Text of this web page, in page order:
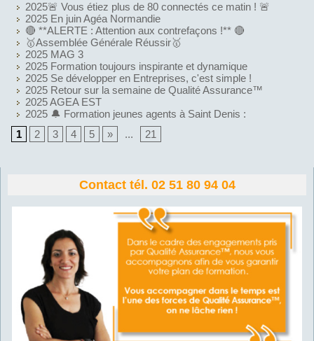
Contact tél. 02 51 80 94 04
2025🚨 Vous étiez plus de 80 connectés ce matin ! 🚨
2025 En juin Agéa Normandie
🔴 **ALERTE : Attention aux contrefaçons !** 🔴
🥇Assemblée Générale Réussir🥇
2025 MAG 3
2025 Formation toujours inspirante et dynamique
2025 Se développer en Entreprises, c'est simple !
2025 Retour sur la semaine de Qualité Assurance™
2025 AGEA EST
2025 🔔 Formation jeunes agents à Saint Denis :
1
2 3 4 5 » ... 21